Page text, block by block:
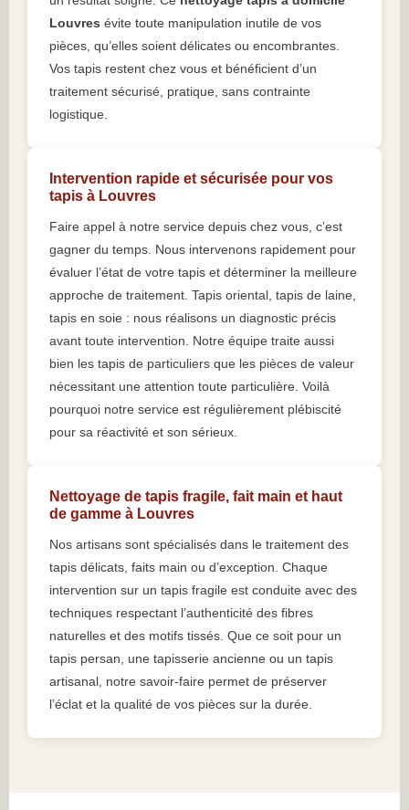
Louvres évite toute manipulation inutile de vos
pièces, qu’elles soient délicates ou encombrantes.
Vos tapis restent chez vous et bénéficient d’un
traitement sécurisé, pratique, sans contrainte
logistique.
Intervention rapide et sécurisée pour vos
tapis à Louvres
Faire appel à notre service depuis chez vous, c’est
gagner du temps. Nous intervenons rapidement pour
évaluer l’état de votre tapis et déterminer la meilleure
approche de traitement. Tapis oriental, tapis de laine,
tapis en soie : nous réalisons un diagnostic précis
avant toute intervention. Notre équipe traite aussi
bien les tapis de particuliers que les pièces de valeur
nécessitant une attention toute particulière. Voilà
pourquoi notre service est régulièrement plébiscité
pour sa réactivité et son sérieux.
Nettoyage de tapis fragile, fait main et haut
de gamme à Louvres
Nos artisans sont spécialisés dans le traitement des
tapis délicats, faits main ou d’exception. Chaque
intervention sur un tapis fragile est conduite avec des
techniques respectant l’authenticité des fibres
naturelles et des motifs tissés. Que ce soit pour un
tapis persan, une tapisserie ancienne ou un tapis
artisanal, notre savoir-faire permet de préserver
l’éclat et la qualité de vos pièces sur la durée.